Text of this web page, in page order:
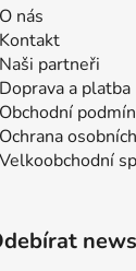
O nás
Kontakt
Naši partneři
Doprava a platba
Obchodní
Ochrana
Velkoobchodní